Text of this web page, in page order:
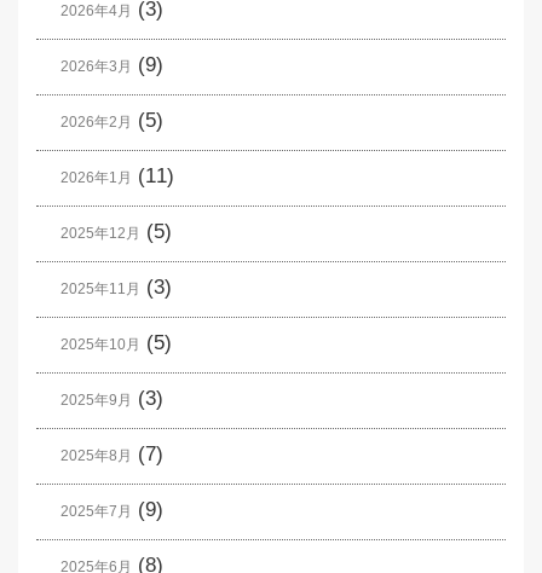
2026年4月 (3)
2026年3月 (9)
2026年2月 (5)
2026年1月 (11)
2025年12月 (5)
2025年11月 (3)
2025年10月 (5)
2025年9月 (3)
2025年8月 (7)
2025年7月 (9)
2025年6月 (8)